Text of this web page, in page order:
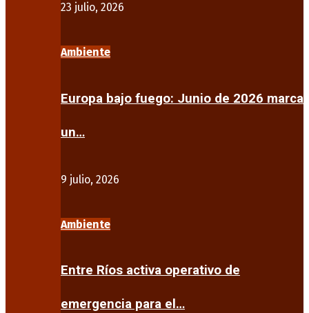
23 julio, 2026
Ambiente
Europa bajo fuego: Junio de 2026 marca
un…
9 julio, 2026
Ambiente
Entre Ríos activa operativo de
emergencia para el…